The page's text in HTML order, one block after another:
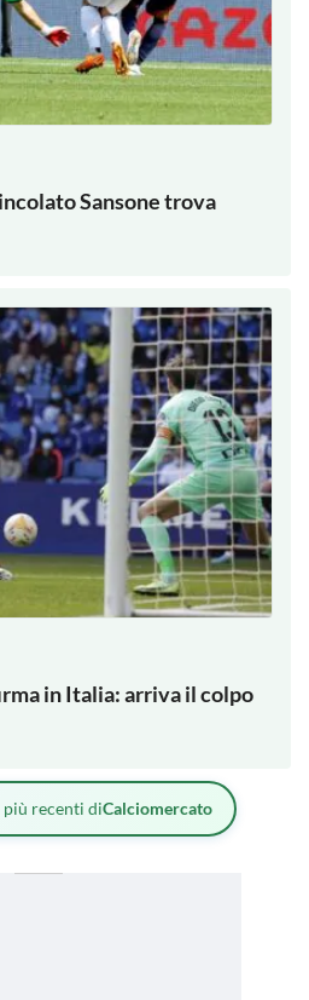
Sansone trova
in Italia: arriva il colpo
recenti diCalciomercato